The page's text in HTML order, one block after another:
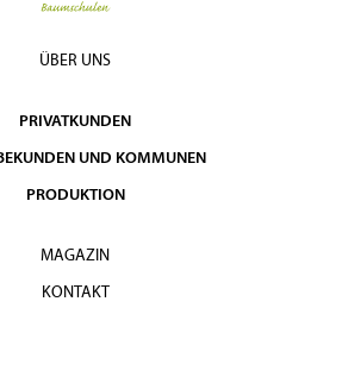
ÜBER UNS
PRIVATKUNDEN
UND KOMMUNEN
PRODUKTION
MAGAZIN
KONTAKT